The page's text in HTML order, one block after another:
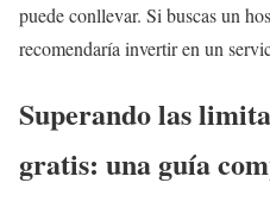
puede conllevar. Si buscas un
recomendaría invertir en un
Superando las
gratis: una guía